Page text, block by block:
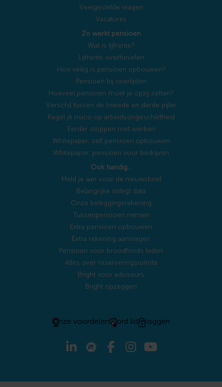
Veelgestelde vragen
Vacatures
Zo werkt pensioen
Wat is lijfrente?
Lijfrente overhevelen
Hoe veilig is pensioen opbouwen?
Pensioen bij overlijden
Hoeveel pensioen moet je opzij zetten?
Verschil tussen de tweede en derde pijler
Regel je risico op arbeidsongeschiktheid
Eerder stoppen met werken
Whitepaper: zelf pensioen opbouwen
Whitepaper: pensioen voor bedrijven
Ook handig…
Meld je aan voor de nieuwsbrief
Belangrijke (inleg) data
Onze beleggingsrekening
Tussenpensioen nemen
Extra pensioen opbouwen
Extra rekening aanvragen
Pensioen voor broodfonds leden
Alles over reserveringsruimte
Bright voor adviseurs
Bright opzeggen
Onze voordelenWord lidInloggen